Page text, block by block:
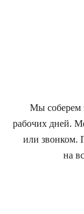
Мы соберем
рабочих дней.
или звонком.
на